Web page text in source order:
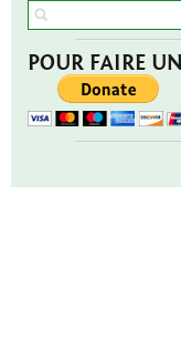
POUR FAIRE